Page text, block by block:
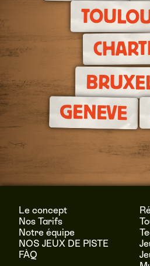
GENEVE
Le concept
Nos Tarifs
Notre équipe
NOS JEUX DE PISTE
FÀQ